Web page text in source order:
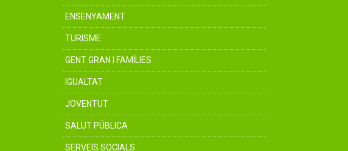
ENSENYAMENT
TURISME
GENT GRAN I FAMÍLIES
IGUALTAT
JOVENTUT
SALUT PÚBLICA
SERVEIS SOCIALS